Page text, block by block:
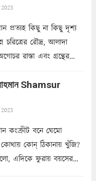
প্রত্যহ কিছু না কিছু দৃশ্য
চরিত্রের রৌদ্র, আলাদা
রাস্তা এবং গ্রন্থের
লোপামুদ্রা ভীষণ বিব্রত
Shamsur
কংক্রীট বনে ঘেমো
কোন্‌ ঠিকানায় খুঁজি?
এদিকে ফুরায় বয়সের